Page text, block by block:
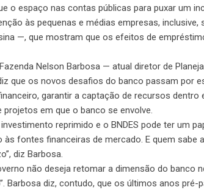
o espaço nas contas públicas para puxar um
às pequenas e médias empresas,
—, que mostram que os efeitos de
Nelson Barbosa — atual diretor de
que os novos desafios do banco passam por
garantir a captação de recursos dentro
em que o banco se envolve.
reprimido e o BNDES pode ter um
fontes financeiras de mercado. E quem sabe
diz Barbosa.
não deseja retomar a dimensão do banco
Barbosa diz, contudo, que os últimos anos